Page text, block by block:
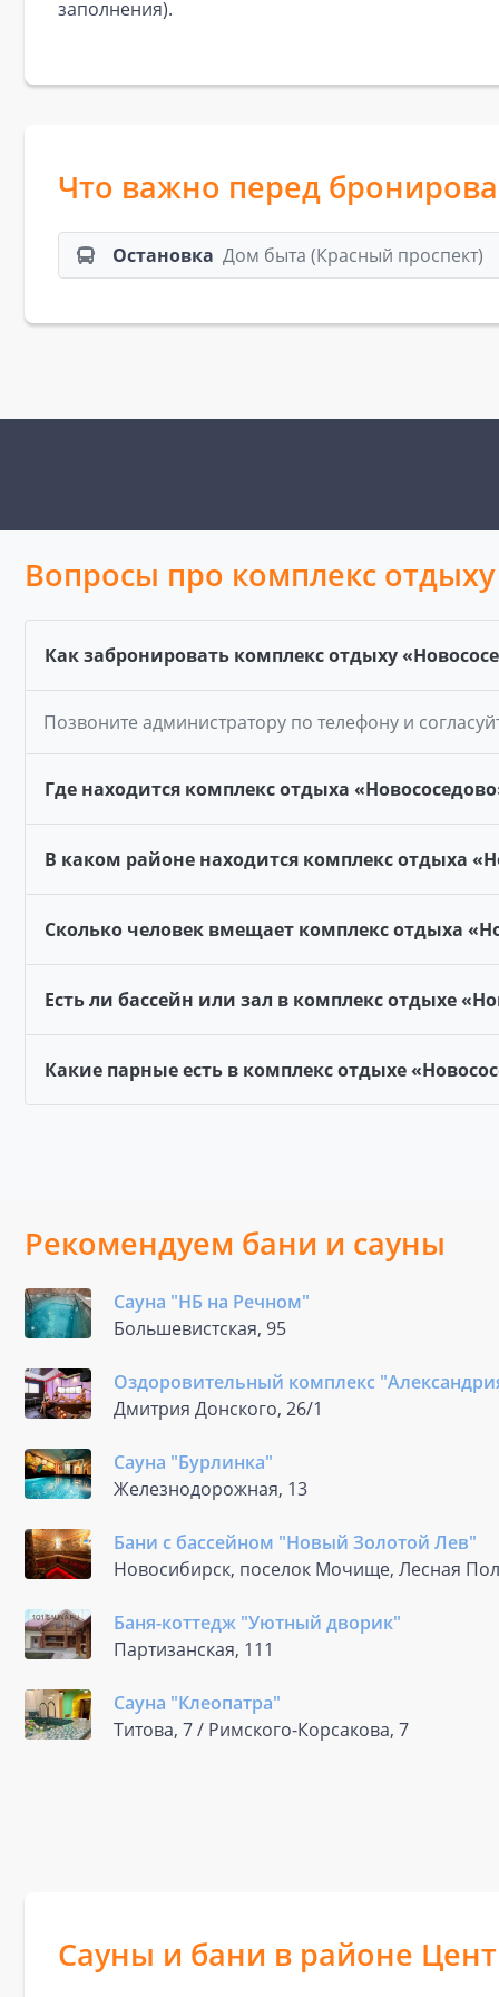
заполнения).
Что важно перед
Остановка Дом быта (Красный проспект)
Вопросы про комплекс
Как забронировать комплекс отдыху
Позвоните администратору по телефону и
Где находится комплекс отдыха
В каком районе находится комплекс отдыха
Сколько человек вмещает комплекс отдыха
Есть ли бассейн или зал в комплекс отдыхе
Какие парные есть в комплекс отдыхе
Рекомендуем бани и сауны
Сауна "НБ на Речном"
Большевистская, 95
Оздоровительный комплекс
Дмитрия Донского, 26/1
Сауна "Бурлинка"
Железнодорожная, 13
Бани с бассейном "Новый Золотой Лев"
Новосибирск, поселок Мочище, Лесная
Баня-коттедж "Уютный дворик"
Партизанская, 111
Сауна "Клеопатра"
Титова, 7 / Римского-Корсакова, 7
Сауны и бани в районе